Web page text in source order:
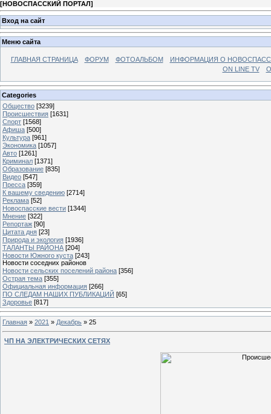
[НОВОСПАССКИЙ ПОРТАЛ]
Вход на сайт
Меню сайта
ГЛАВНАЯ СТРАНИЦА ФОРУМ ФОТОАЛЬБОМ
ИНФОРМАЦИЯ О
ON LINE TV
Categories
Общество [3239]
Происшествия [1631]
Спорт [1568]
Афиша [500]
Культура [961]
Экономика [1057]
Авто [1261]
Криминал [1371]
Образование [835]
Видео [547]
Пресса [359]
К вашему сведению [2714]
Реклама [52]
Новоспасские вести [1344]
Мнение [322]
Репортаж [90]
Цитата дня [23]
Природа и экология [1936]
ТАЛАНТЫ РАЙОНА [204]
Новости Южного куста [243]
Новости соседних районов
Новости сельских поселений района [356]
Острая тема [355]
Официальная информация [266]
ПО СЛЕДАМ НАШИХ ПУБЛИКАЦИЙ [65]
Здоровье [817]
Главная » 2021 » Декабрь » 25
ЧП НА ЭЛЕКТРИЧЕСКИХ СЕТЯХ